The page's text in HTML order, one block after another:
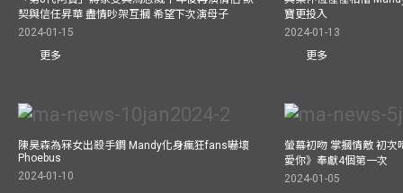
契與信任昇華 盡情吵架互摑 希望下次演母子
2024-01-15
更多
寶更投入
2024-01-13
更多
陳昊森為冧女出殺手鐧 Mandy化身瘋狂fans嚇壞
Phoebus
2024-01-10
螢幕初吻 掌摑情敵 初次
愛你》奉獻4個第一次
2024-01-05